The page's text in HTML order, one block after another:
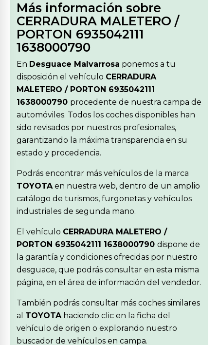
Más información sobre
CERRADURA MALETERO /
PORTON 6935042111
1638000790
En Desguace Malvarrosa ponemos a tu
disposición el vehículo CERRADURA
MALETERO / PORTON 6935042111
1638000790 procedente de nuestra campa de
automóviles. Todos los coches disponibles han
sido revisados por nuestros profesionales,
garantizando la máxima transparencia en su
estado y procedencia.
Podrás encontrar más vehículos de la marca
TOYOTAen nuestra web, dentro de un amplio
catálogo de turismos, furgonetas y vehículos
industriales de segunda mano.
El vehículo CERRADURA MALETERO /
PORTON 6935042111 1638000790 dispone de
la garantía y condiciones ofrecidas por nuestro
desguace, que podrás consultar en esta misma
página, en el área de información del vendedor.
También podrás consultar más coches similares
al TOYOTAhaciendo clic en la ficha del
vehículo de origen o explorando nuestro
buscador de vehículos en campa.